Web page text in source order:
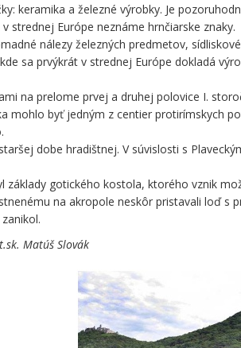
keramika a železné výrobky. Je
strednej Európe neznáme hrnčiarske znaky.
nálezy železných predmetov,
sa prvýkrát v strednej Európe dokladá
na prelome prvej a druhej polovice I.
mohlo byť jedným z centier protirímskych
dobe hradištnej. V súvislosti s
základy gotického kostola, ktorého vznik
na akropole neskôr pristavali loď s
Matúš Slovák